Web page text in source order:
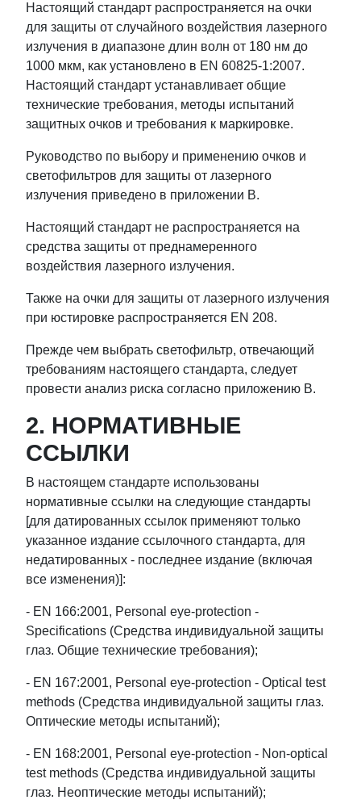
Настоящий стандарт распространяется на очки
для защиты от случайного воздействия лазерного
излучения в диапазоне длин волн от 180 нм до
1000 мкм, как установлено в EN 60825-1:2007.
Настоящий стандарт устанавливает общие
технические требования, методы испытаний
защитных очков и требования к маркировке.
Руководство по выбору и применению очков и
светофильтров для защиты от лазерного
излучения приведено в приложении B.
Настоящий стандарт не распространяется на
средства защиты от преднамеренного
воздействия лазерного излучения.
Также на очки для защиты от лазерного излучения
при юстировке распространяется EN 208.
Прежде чем выбрать светофильтр, отвечающий
требованиям настоящего стандарта, следует
провести анализ риска согласно приложению B.
2. НОРМАТИВНЫЕ
ССЫЛКИ
В настоящем стандарте использованы
нормативные ссылки на следующие стандарты
[для датированных ссылок применяют только
указанное издание ссылочного стандарта, для
недатированных - последнее издание (включая
все изменения)]:
- EN 166:2001, Personal eye-protection -
Specifications (Средства индивидуальной защиты
глаз. Общие технические требования);
- EN 167:2001, Personal eye-protection - Optical test
methods (Средства индивидуальной защиты глаз.
Оптические методы испытаний);
- EN 168:2001, Personal eye-protection - Non-optical
test methods (Средства индивидуальной защиты
глаз. Неоптические методы испытаний);